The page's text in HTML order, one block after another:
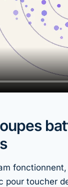
pour toucher